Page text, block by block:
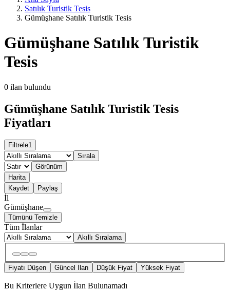
Satılık Turistik Tesis
Gümüşhane Satılık Turistik Tesis
Gümüşhane Satılık Turistik
Tesis
0 ilan bulundu
Gümüşhane Satılık Turistik Tesis
Fiyatları
Filtrele1
Sırala
Görünüm
Harita
Kaydet
Paylaş
İl
Gümüşhane
Tümünü Temizle
Tüm İlanlar
Akıllı Sıralama
Fiyatı Düşen Güncel İlan Düşük Fiyat Yüksek Fiyat
Bu Kriterlere Uygun İlan Bulunamadı